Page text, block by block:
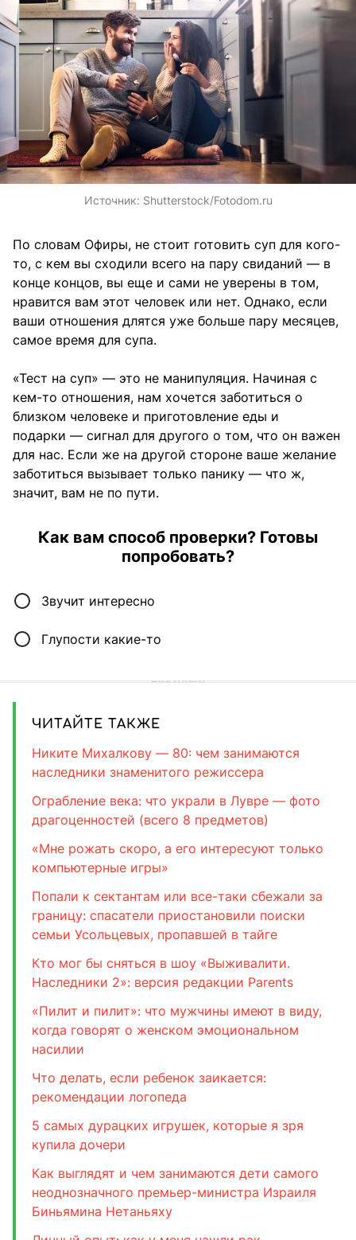
Источник: Shutterstock/Fotodom.ru
По словам Офиры, не стоит готовить суп для кого-
то, с кем вы сходили всего на пару свиданий — в
конце концов, вы еще и сами не уверены в том,
нравится вам этот человек или нет. Однако, если
ваши отношения длятся уже больше пару месяцев,
самое время для супа.
«Тест на суп» — это не манипуляция. Начиная с
кем-то отношения, нам хочется заботиться о
близком человеке и приготовление еды и
подарки — сигнал для другого о том, что он важен
для нас. Если же на другой стороне ваше желание
заботиться вызывает только панику — что ж,
значит, вам не по пути.
Как вам способ проверки? Готовы
попробовать?
Звучит интересно
Глупости какие-то
ЧИТАЙТЕ ТАКЖЕ
Никите Михалкову — 80: чем занимаются
наследники знаменитого режиссера
Ограбление века: что украли в Лувре — фото
драгоценностей (всего 8 предметов)
«Мне рожать скоро, а его интересуют только
компьютерные игры»
Попали к сектантам или все-таки сбежали за
границу: спасатели приостановили поиски
семьи Усольцевых, пропавшей в тайге
Кто мог бы сняться в шоу «Выживалити.
Наследники 2»: версия редакции Parents
«Пилит и пилит»: что мужчины имеют в виду,
когда говорят о женском эмоциональном
насилии
Что делать, если ребенок заикается:
рекомендации логопеда
5 самых дурацких игрушек, которые я зря
купила дочери
Как выглядят и чем занимаются дети самого
неоднозначного премьер-министра Израиля
Биньямина Нетаньяху